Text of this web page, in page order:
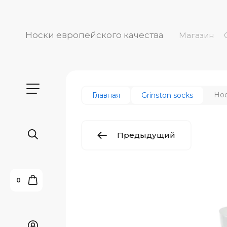
0
Носки европейского качества Магазин
Главная Grinston socks
Предыдущий